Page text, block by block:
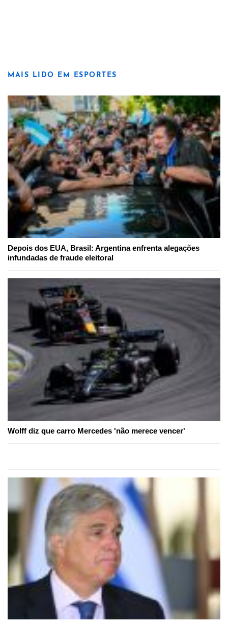
MAIS LIDO EM ESPORTES
Depois dos EUA, Brasil: Argentina enfrenta alegações
infundadas de fraude eleitoral
Wolff diz que carro Mercedes 'não merece vencer'